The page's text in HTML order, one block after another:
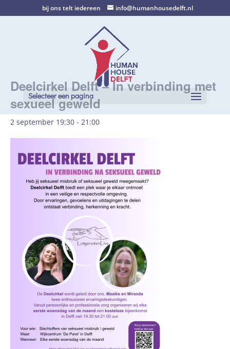
bij ons telt iedereen info@humanhousedelft.nl
Selecteer een pagina
Deelcirkel Delft – In verbinding met
sexueel geweld
2 september 19:30 - 21:00